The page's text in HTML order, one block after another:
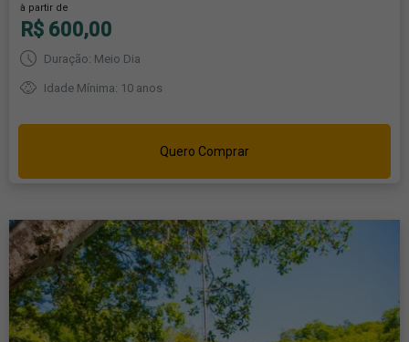
à partir de
R$ 600,00
Duração: Meio Dia
Idade Mínima: 10 anos
Quero Comprar